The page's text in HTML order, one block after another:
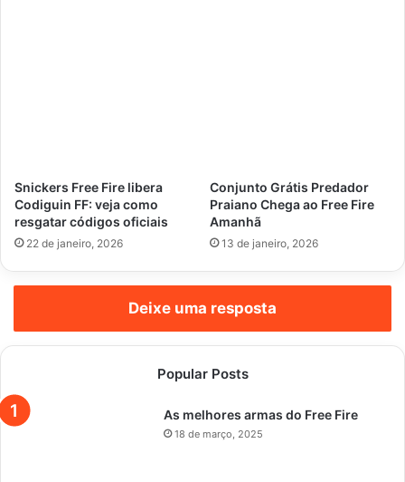
Snickers Free Fire libera
Codiguin FF: veja como
resgatar códigos oficiais
22 de janeiro, 2026
Conjunto Grátis Predador
Praiano Chega ao Free Fire
Amanhã
13 de janeiro, 2026
Deixe uma resposta
Popular Posts
As melhores armas do Free Fire
18 de março, 2025